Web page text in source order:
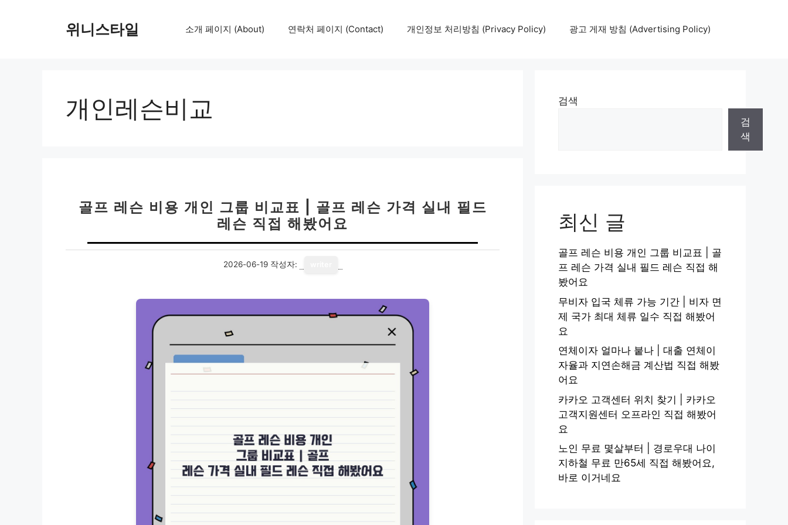
위니스타일 소개 페이지 (About) 연락처 페이지 (Contact) 개인정보 처리방침 (Privacy Policy) 광고 게재 방침 (Advertising Policy)
개인레슨비교
골프 레슨 비용 개인 그룹 비교표 | 골프 레슨 가격 실내 필드
레슨 직접 해봤어요
2026-06-19 작성자:
검색
검
색
최신 글
골프 레슨 비용 개인 그룹 비교표 | 골
프 레슨 가격 실내 필드 레슨 직접 해
봤어요
무비자 입국 체류 가능 기간 | 비자 면
제 국가 최대 체류 일수 직접 해봤어
요
연체이자 얼마나 붙나 | 대출 연체이
자율과 지연손해금 계산법 직접 해봤
어요
카카오 고객센터 위치 찾기 | 카카오
고객지원센터 오프라인 직접 해봤어
요
노인 무료 몇살부터 | 경로우대 나이
지하철 무료 만65세 직접 해봤어요,
바로 이거네요